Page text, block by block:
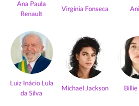
Ana Paula
Renault
Virgínia Fonseca
Luiz Inácio Lula
da Silva
Michael Jackson Billie